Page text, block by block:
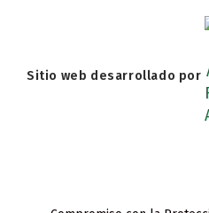
Sitio web desarrollado por